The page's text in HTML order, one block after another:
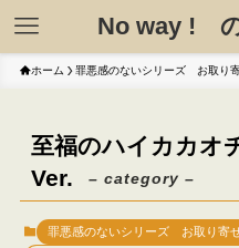
No way !
ホーム 罪悪感のないシリーズ お取り
至福のハイカカ
Ver.
– category –
罪悪感のないシリーズ お取り寄